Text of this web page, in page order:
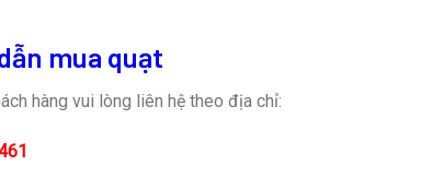
mua quạt
hàng vui lòng liên hệ theo địa chỉ: